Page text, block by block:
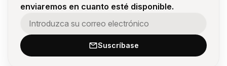
enviaremos en cuanto esté disponible.
Suscríbase